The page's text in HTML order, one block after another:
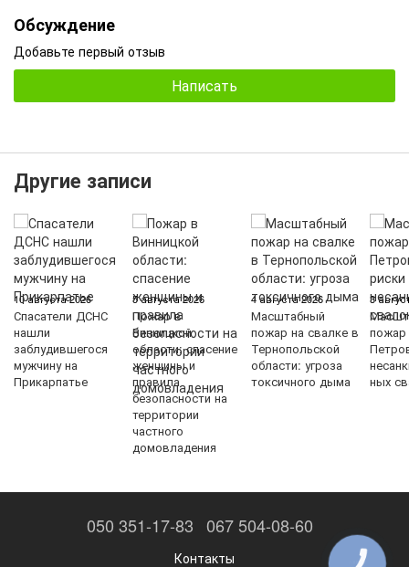
Обсуждение
Добавьте первый отзыв
Написать
Другие записи
10 августа 2026
Спасатели ДСНС
нашли
заблудившегося
мужчину на
Прикарпатье
5 августа 2026
Пожар в
Винницкой
области: спасение
женщины и
правила
безопасности на
территории
частного
домовладения
4 августа 2026
Масштабный
пожар на свалке в
Тернопольской
области: угроза
токсичного дыма
3
ных
050 351-17-83 067 504-08-60
Контакты КНОПКА